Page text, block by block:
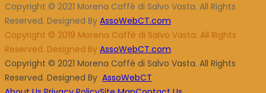
Copyright © 2021 Morena Caffè di Salvo Vasta. All Rights
Reserved. Designed By AssoWebCT.com
Copyright © 2019 Morena Caffè di Salvo Vasta. All Rights
Reserved. Designed By AssoWebCT.com
Copyright © 2021 Morena Caffè di Salvo Vasta. All Rights
Reserved. Designed By AssoWebCT